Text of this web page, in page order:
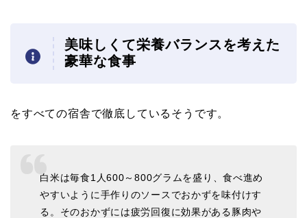
美味しくて栄養バランスを考えた
豪華な食事
をすべての宿舎で徹底しているそうです。
白米は毎食1人600～800グラムを盛り、食べ進め
やすいように手作りのソースでおかずを味付けす
る。そのおかずには疲労回復に効果がある豚肉や